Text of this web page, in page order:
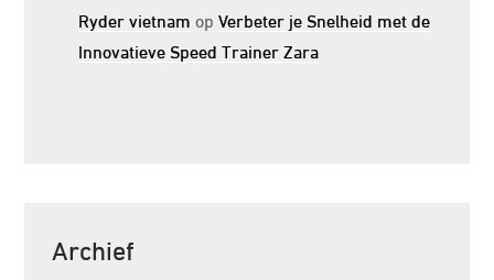
Ryder vietnam opVerbeter je Snelheid met de
Innovatieve Speed Trainer Zara
Archief